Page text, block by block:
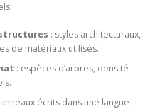
: styles architecturaux,
de matériaux utilisés.
: espèces d’arbres, densité
écrits dans une langue